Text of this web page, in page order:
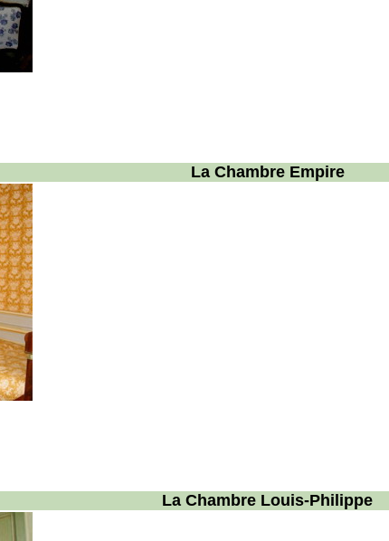
La Chambre Empire
La Chambre Louis-Philippe